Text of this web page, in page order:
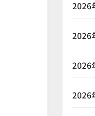
2026
2026
2026
2026